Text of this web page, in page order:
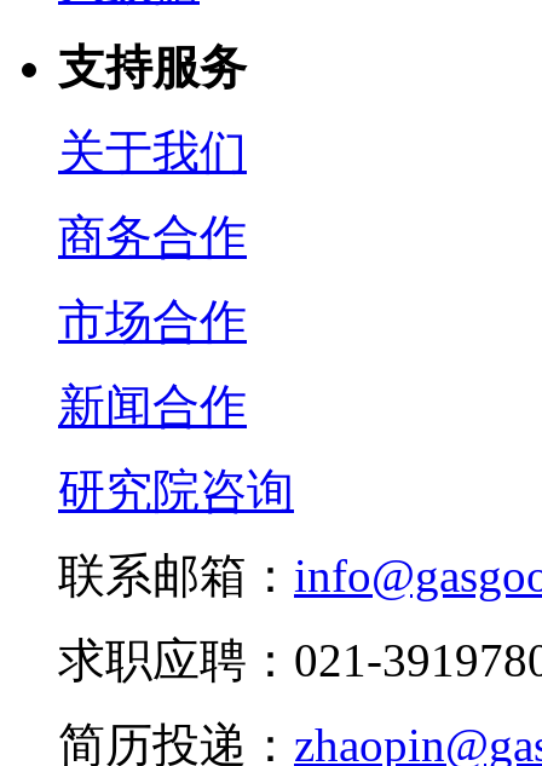
支持服务
关于我们
商务合作
市场合作
新闻合作
研究院咨询
联系邮箱：
求职应聘：021-
简历投递：